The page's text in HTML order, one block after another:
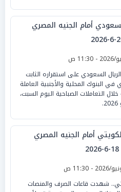
أمام الجنيه المصري
السعودي على استقراره الثابت
في البنوك المحلية والأجنبية العاملة
التعاملات الصباحية اليوم السبت،
أمام الجنيه المصري
شهدت قاعات الصرف والمنصات